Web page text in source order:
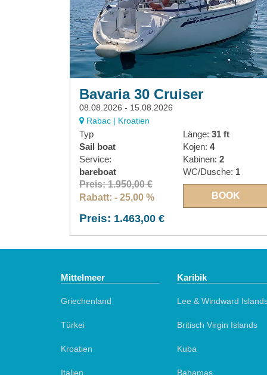
Bavaria 30 Cruiser
08.08.2026 - 15.08.2026
Rabac | Kroatien
Typ
Sail boat
Service:
bareboat
Länge: 31 ft
Kojen: 4
Kabinen: 2
WC/Dusche: 1
Preis: 1.950,00 €
Rabatt: - 25,00 %
Preis: 1.463,00 €
BOOK
Mittelmeer
Griechenland
Türkei
Kroatien
Italien
Karibik
Lee & Windward
Britisch Virgin Islands
Kuba
Bahamas